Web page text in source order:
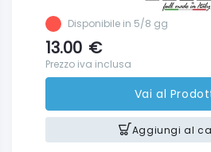
Disponibile in 5/8 gg
13.00 €
Prezzo iva inclusa
Vai al
Aggiungi al